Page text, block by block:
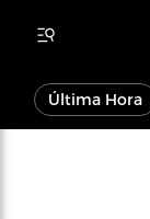
Última Hora